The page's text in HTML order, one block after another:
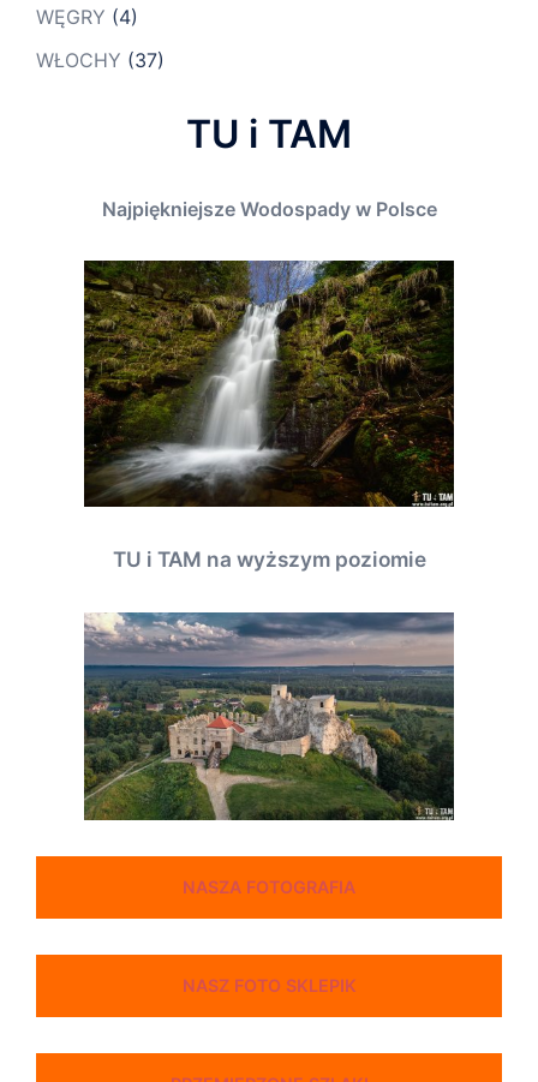
WĘGRY (4)
WŁOCHY (37)
TU i TAM
Najpiękniejsze Wodospady w Polsce
TU i TAM na wyższym poziomie
NASZA FOTOGRAFIA
NASZ FOTO SKLEPIK